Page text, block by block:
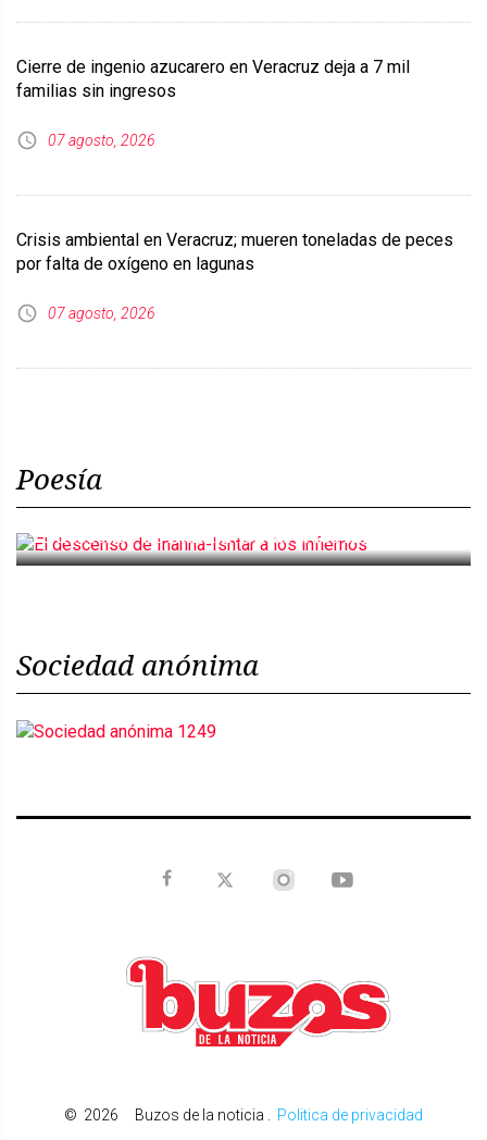
Cierre de ingenio azucarero en Veracruz deja a 7 mil
familias sin ingresos
07 agosto, 2026
Crisis ambiental en Veracruz; mueren toneladas de peces
por falta de oxígeno en lagunas
07 agosto, 2026
Poesía
El descenso de Inanna-Ishtar a los infiernos
Sociedad anónima
© 2026 Buzos de la noticia Politica de privacidad